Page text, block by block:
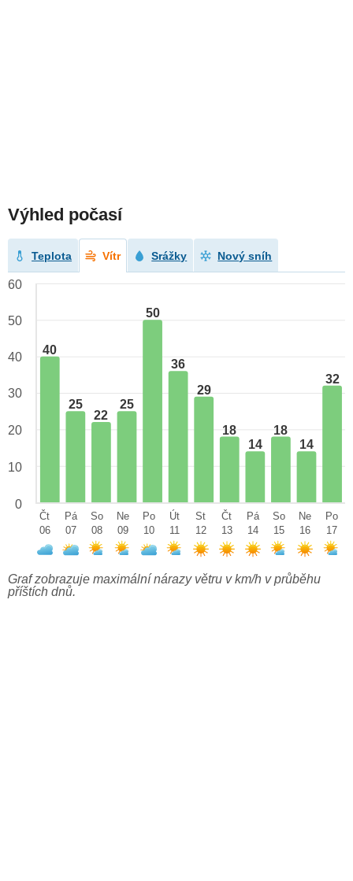
Výhled počasí
Teplota Vítr Srážky Nový sníh
40
25
22
25
50
36
29
18
14
18
14
32
60
50
40
30
20
10
0
Čt
06
Pá
07
So
08
Ne
09
Po
10
Út
11
St
12
Čt
13
Pá
14
So
15
Ne
16
Po
17
Graf zobrazuje maximální nárazy větru v km/h v průběhu
příštích dnů.